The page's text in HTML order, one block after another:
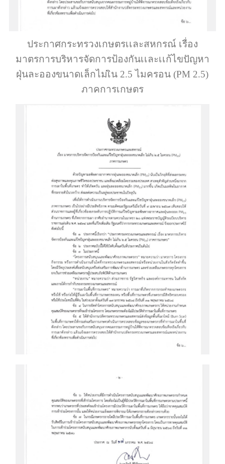
ประกาศกระทรวงเกษตรเเละสหกรณ์ เรื่อง
มาตรการบริหารจัดการป้องกันเเละเเก้ไขปัญหา
ฝุ่นละอองขนาดเล็กไม่เิน 2.5 ไมครอน (PM 2.5)
ภาคการเกษตร